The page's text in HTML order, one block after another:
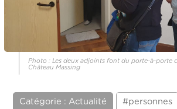
Photo : Les deux adjoints font du porte-à-porte
Château Massing
Catégorie : Actualité #personnes